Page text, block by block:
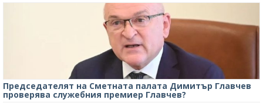
Председателят на Сметната палата Димитър Главчев
проверява служебния премиер Главчев?